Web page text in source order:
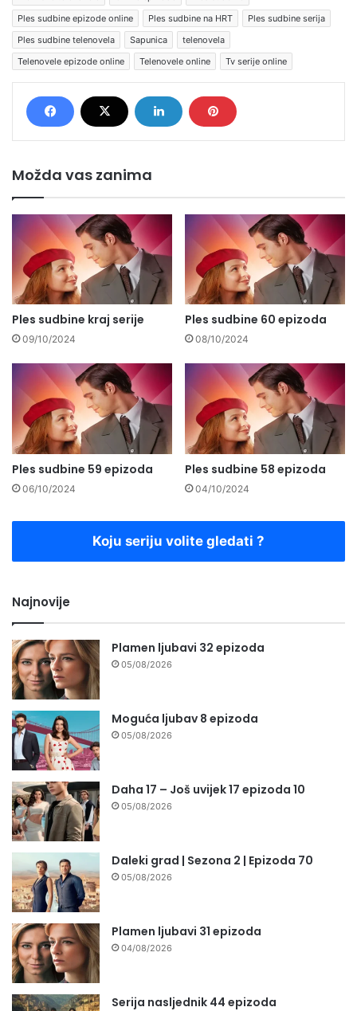
Ples sudbine epizode online
Ples sudbine na HRT
Ples sudbine serija
Ples sudbine telenovela
Sapunica
telenovela
Telenovele epizode online
Telenovele online Tv serije online
Možda vas zanima
Ples sudbine kraj serije
09/10/2024
Ples sudbine 60 epizoda
08/10/2024
Ples sudbine 59 epizoda
06/10/2024
Ples sudbine 58 epizoda
04/10/2024
Koju seriju volite gledati ?
Najnovije
Plamen ljubavi 32 epizoda
05/08/2026
Moguća ljubav 8 epizoda
05/08/2026
Daha 17 – Još uvijek 17 epizoda 10
05/08/2026
Daleki grad | Sezona 2 | Epizoda 70
05/08/2026
Plamen ljubavi 31 epizoda
04/08/2026
Serija nasljednik 44 epizoda